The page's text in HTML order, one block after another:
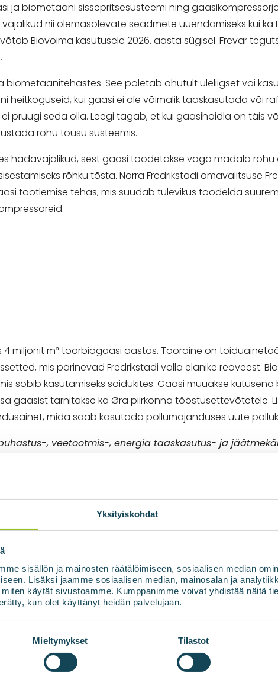
Yksityiskohdat
sisällön ja mainosten räätälöimiseen, sosiaalisen median
Lisäksi jaamme sosiaalisen median, mainosalan ja
käytät sivustoamme. Kumppanimme voivat yhdistää näitä
kun olet käyttänyt heidän palvelujaan.
Mieltymykset Tilastot
ja biometaani sissepritsesüsteemi ning
vajalikud nii olemasolevate seadmete uuendamiseks kui
Biovoima kasutusele 2026. aasta sügisel. Frevar
biometaanitehastes. See põletab ohutult üleliigset või
heitkoguseid, kui gaasi ei ole võimalik taaskasutada või
pruugi seda olla. Leegi tagab, et kui gaasihoidla on täis
rõhu tõusu süsteemis.
hädavajalikud, sest gaasi toodetakse väga madala rõhu
rõhku tõsta. Norra Fredrikstadi omavalitsuse
töötlemise tehas, mis suudab tulevikus töödelda
4 miljonit m³ toorbiogaasi aastas. Tooraine on
mis pärinevad Fredrikstadi valla elanike reoveest.
sobib kasutamiseks sõidukites. Gaasi müüakse
gaasist tarnitakse ka Øra piirkonna tööstusettevõtetele.
mida saab kasutada põllumajanduses uute
, veetootmis-, energia taaskasutus- ja
heitkoguseid 2030. aastaks 60 % võrra
pakub “kolmekordset võitu”: see lahendab
biolüke. Nii biometaan kui ka bioväetis
vähendamine on esmatähtis, on osa
vähendab vajadust fossiilse süsiniku järele -